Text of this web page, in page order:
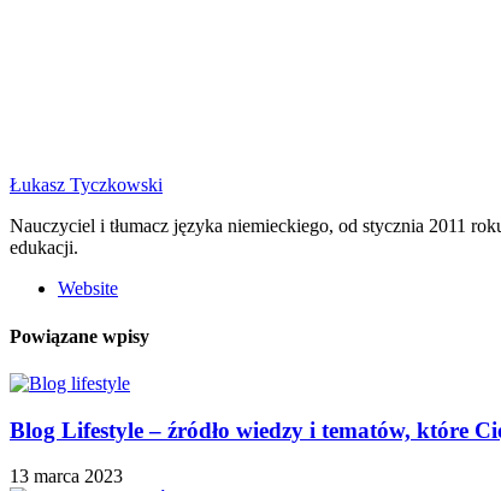
Łukasz Tyczkowski
Nauczyciel i tłumacz języka niemieckiego, od stycznia 2011
edukacji.
Website
Powiązane wpisy
Blog Lifestyle – źródło wiedzy i tematów, które
13 marca 2023